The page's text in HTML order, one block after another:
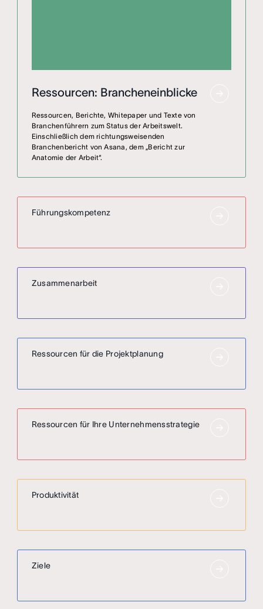
Ressourcen: Brancheneinblicke
Ressourcen, Berichte, Whitepaper und Texte von
Branchenführern zum Status der Arbeitswelt.
Einschließlich dem richtungsweisenden
Branchenbericht von Asana, dem „Bericht zur
Anatomie der Arbeit“.
Führungskompetenz
Zusammenarbeit
Ressourcen für die Projektplanung
Ressourcen für Ihre Unternehmensstrategie
Produktivität
Ziele